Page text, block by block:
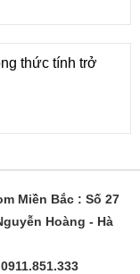
thức tính trở
Miền Bắc : Số 27
Hoàng - Hà